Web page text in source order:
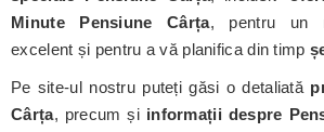
Minute Pensiune Cârța, pentru un
excelent și pentru a vă planifica din timp
Pe site-ul nostru puteți găsi o detaliată
Cârța, precum și informații despre